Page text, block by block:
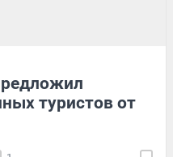
туристов от